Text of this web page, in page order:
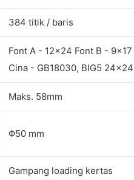
384 titik / baris
Font A - 12x24 Font B - 9x17
Cina - GB18030, BIG5
Maks. 58mm
Φ50 mm
Gampang loading kertas